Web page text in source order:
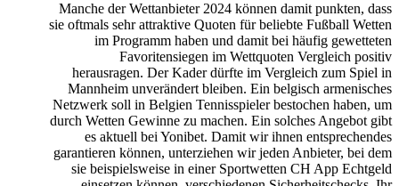
Manche der Wettanbieter 2024 können damit punkten, dass
sie oftmals sehr attraktive Quoten für beliebte Fußball Wetten
im Programm haben und damit bei häufig gewetteten
Favoritensiegen im Wettquoten Vergleich positiv
herausragen. Der Kader dürfte im Vergleich zum Spiel in
Mannheim unverändert bleiben. Ein belgisch armenisches
Netzwerk soll in Belgien Tennisspieler bestochen haben, um
durch Wetten Gewinne zu machen. Ein solches Angebot gibt
es aktuell bei Yonibet. Damit wir ihnen entsprechendes
garantieren können, unterziehen wir jeden Anbieter, bei dem
sie beispielsweise in einer Sportwetten CH App Echtgeld